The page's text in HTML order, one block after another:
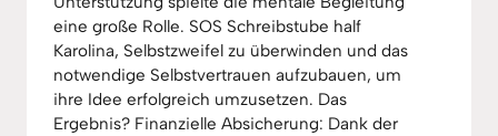
eine große Rolle. SOS Schreibstube half
Karolina, Selbstzweifel zu überwinden und das
notwendige Selbstvertrauen aufzubauen, um
ihre Idee erfolgreich umzusetzen. Das
Ergebnis? Finanzielle Absicherung: Dank der